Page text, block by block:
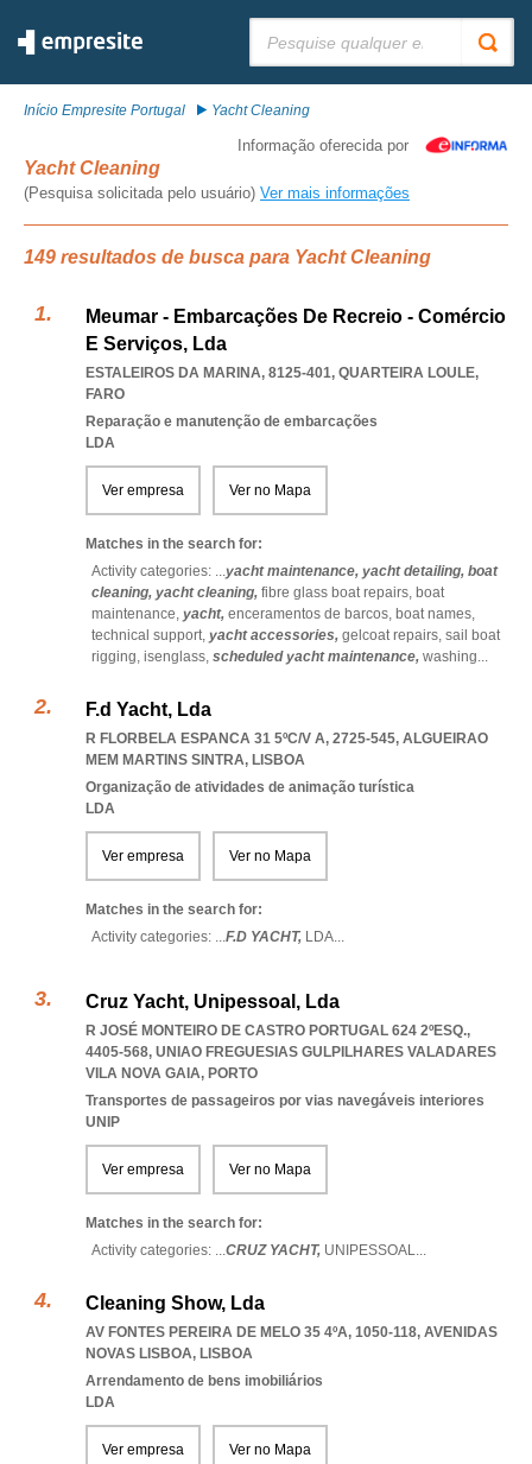
Início Empresite Portugal Yacht Cleaning
Informação oferecida por
Yacht Cleaning
(Pesquisa solicitada pelo usuário) Ver mais informações
149 resultados de busca para Yacht Cleaning
Meumar - Embarcações De Recreio - Comércio
E Serviços, Lda
ESTALEIROS DA MARINA, 8125-401, QUARTEIRA LOULE,
FARO
Reparação e manutenção de embarcações
LDA
Ver empresa Ver no Mapa
Matches in the search for:
Activity categories: ...yacht maintenance, yacht detailing, boat
cleaning, yacht cleaning, fibre glass boat repairs, boat
maintenance, yacht, enceramentos de barcos, boat names,
technical support, yacht accessories, gelcoat repairs, sail boat
rigging, isenglass, scheduled yacht maintenance, washing...
F.d Yacht, Lda
R FLORBELA ESPANCA 31 5ºC/V A, 2725-545, ALGUEIRAO
MEM MARTINS SINTRA, LISBOA
Organização de atividades de animação turística
LDA
Ver empresa Ver no Mapa
Matches in the search for:
Activity categories: ...F.D YACHT, LDA...
Cruz Yacht, Unipessoal, Lda
R JOSÉ MONTEIRO DE CASTRO PORTUGAL 624 2ºESQ.,
4405-568, UNIAO FREGUESIAS GULPILHARES VALADARES
VILA NOVA GAIA, PORTO
Transportes de passageiros por vias navegáveis interiores
UNIP
Ver empresa Ver no Mapa
Matches in the search for:
Activity categories: ...CRUZ YACHT, UNIPESSOAL...
Cleaning Show, Lda
AV FONTES PEREIRA DE MELO 35 4ºA, 1050-118, AVENIDAS
NOVAS LISBOA, LISBOA
Arrendamento de bens imobiliários
LDA
Ver empresa Ver no Mapa